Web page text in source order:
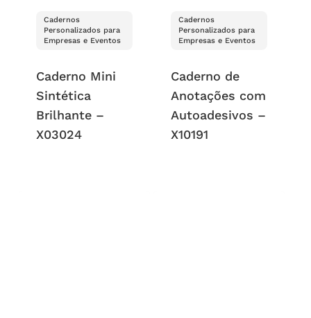
Cadernos
Personalizados para
Empresas e Eventos
Caderno Mini
Sintética
Brilhante –
X03024
Cadernos
Personalizados para
Empresas e Eventos
Caderno de
Anotações com
Autoadesivos –
X10191